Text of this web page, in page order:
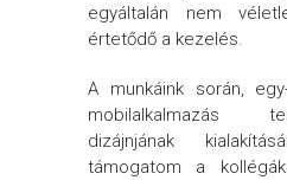
egyáltalán nem
értetődő a kezelés.
A munkáink során,
mobilalkalmazás
dizájnjának
támogatom a